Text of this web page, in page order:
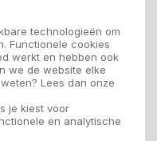
technologieën om
Functionele cookies
werkt en hebben ook
we de website elke
Lees dan onze
je kiest voor
en analytische
PVC vloer
Tegels